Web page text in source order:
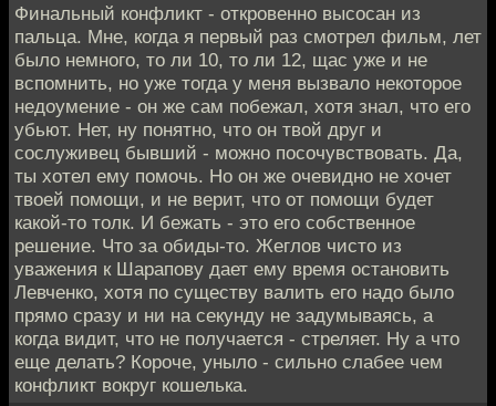
Финальный конфликт - откровенно высосан из
пальца. Мне, когда я первый раз смотрел фильм, лет
было немного, то ли 10, то ли 12, щас уже и не
вспомнить, но уже тогда у меня вызвало некоторое
недоумение - он же сам побежал, хотя знал, что его
убьют. Нет, ну понятно, что он твой друг и
сослуживец бывший - можно посочувствовать. Да,
ты хотел ему помочь. Но он же очевидно не хочет
твоей помощи, и не верит, что от помощи будет
какой-то толк. И бежать - это его собственное
решение. Что за обиды-то. Жеглов чисто из
уважения к Шарапову дает ему время остановить
Левченко, хотя по существу валить его надо было
прямо сразу и ни на секунду не задумываясь, а
когда видит, что не получается - стреляет. Ну а что
еще делать? Короче, уныло - сильно слабее чем
конфликт вокруг кошелька.